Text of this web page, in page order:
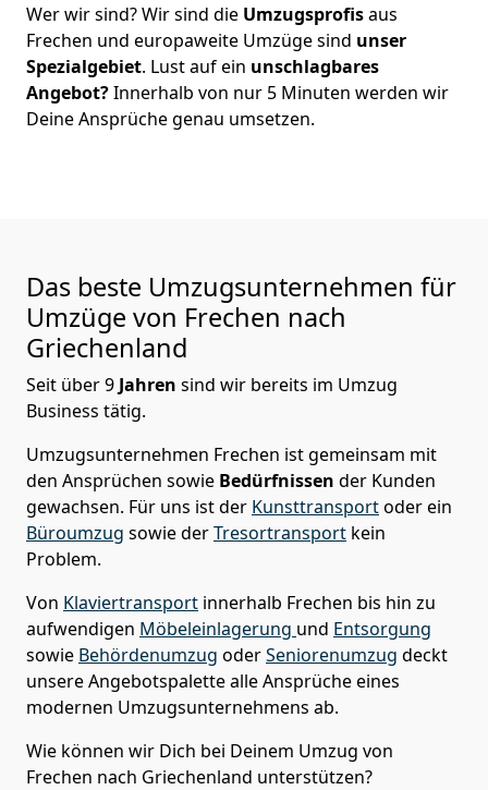
Wer wir sind? Wir sind die Umzugsprofisaus
Frechen und europaweite Umzüge sind unser
Spezialgebiet. Lust auf ein unschlagbares
Angebot?Innerhalb von nur 5 Minuten werden wir
Deine Ansprüche genau umsetzen.
Das beste Umzugsunternehmen für
Umzüge von Frechen nach
Griechenland
Seit über9 Jahren sind wir bereits im Umzug
Business tätig.
Umzugsunternehmen Frechen ist gemeinsam mit
den Ansprüchen sowie Bedürfnissen der Kunden
gewachsen. Für uns ist der Kunsttransportoder ein
Büroumzug sowie derTresortransport kein
Problem.
Von Klaviertransport innerhalb Frechen bis hin zu
aufwendigen Möbeleinlagerung und Entsorgung
sowie Behördenumzug oderSeniorenumzug deckt
unsere Angebotspalette alle Ansprüche eines
modernen Umzugsunternehmens ab.
Wie können wir Dich bei Deinem Umzug von
Frechen nach Griechenland unterstützen?